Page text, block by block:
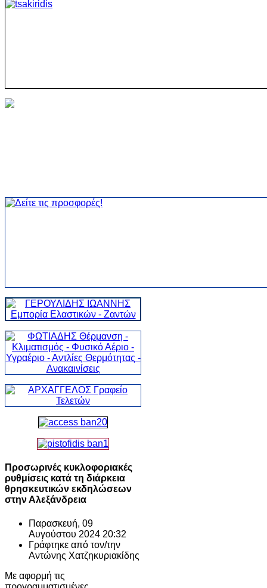
Προσωρινές κυκλοφοριακές
ρυθμίσεις κατά τη διάρκεια
θρησκευτικών εκδηλώσεων
στην Αλεξάνδρεια
Παρασκευή, 09
Αυγούστου 2024 20:32
Γράφτηκε από τον/την
Αντώνης Χατζηκυριακίδης
Με αφορμή τις